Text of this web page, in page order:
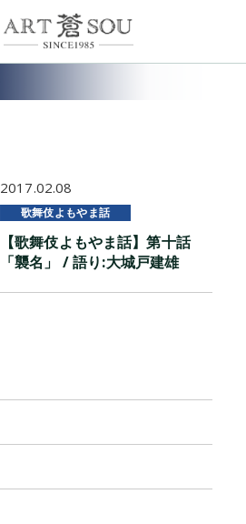
2017.02.08
歌舞伎よもやま話
【歌舞伎よもやま話】第十話
「襲名」 / 語り:大城戸建雄